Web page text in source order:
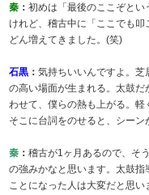
秦 ：初めは「最後のここぞと
けれど、稽古中に「ここでも
どん増えてきました。(笑)
石黒 ：気持ちいいんですよ。
の高い場面が生まれる。太鼓
わせて、僕らの熱も上がる。軽
そこに台詞をのせると、シーン
秦 ：稽古が1ヶ月あるので、そ
の強みかなと思います。太鼓指
ことになった人は大変だと思い